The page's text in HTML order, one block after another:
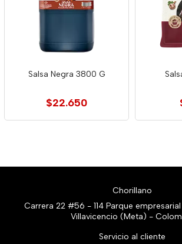
Salsa Negra 3800 G
$22.650
Chorillano
Carrera 22 #56 - 114 Parque
Villavicencio (Meta) -
Servicio al cliente